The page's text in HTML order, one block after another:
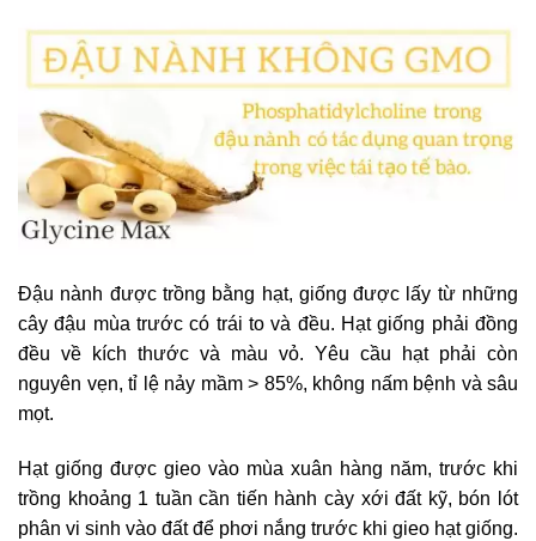
Đậu nành được trồng bằng hạt, giống được lấy từ những
cây đậu mùa trước có trái to và đều. Hạt giống phải đồng
đều về kích thước và màu vỏ. Yêu cầu hạt phải còn
nguyên vẹn, tỉ lệ nảy mầm > 85%, không nấm bệnh và sâu
mọt.
Hạt giống được gieo vào mùa xuân hàng năm, trước khi
trồng khoảng 1 tuần cần tiến hành cày xới đất kỹ, bón lót
phân vi sinh vào đất để phơi nắng trước khi gieo hạt giống.